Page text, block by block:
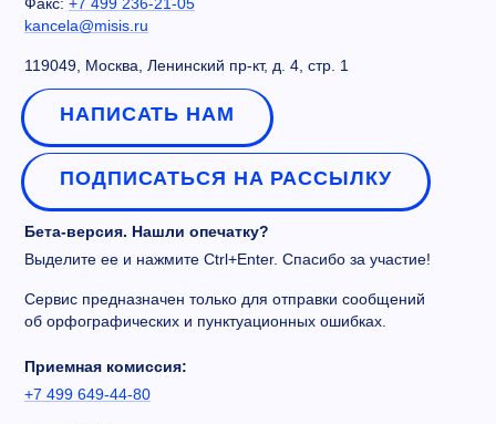
kancela@misis.ru
119049, Москва, Ленинский пр-кт, д. 4, стр. 1
НАПИСАТЬ НАМ
ПОДПИСАТЬСЯ НА РАССЫЛКУ
Бета-версия. Нашли опечатку?
Выделите ее и нажмите Ctrl+Enter. Спасибо за участие!
Сервис предназначен только для отправки сообщений
об орфографических и пунктуационных ошибках.
Приемная комиссия:
+7 499 649-44-80